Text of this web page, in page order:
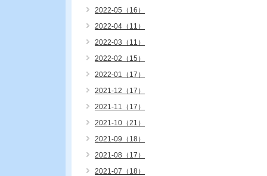
2022-05（16）
2022-04（11）
2022-03（11）
2022-02（15）
2022-01（17）
2021-12（17）
2021-11（17）
2021-10（21）
2021-09（18）
2021-08（17）
2021-07（18）